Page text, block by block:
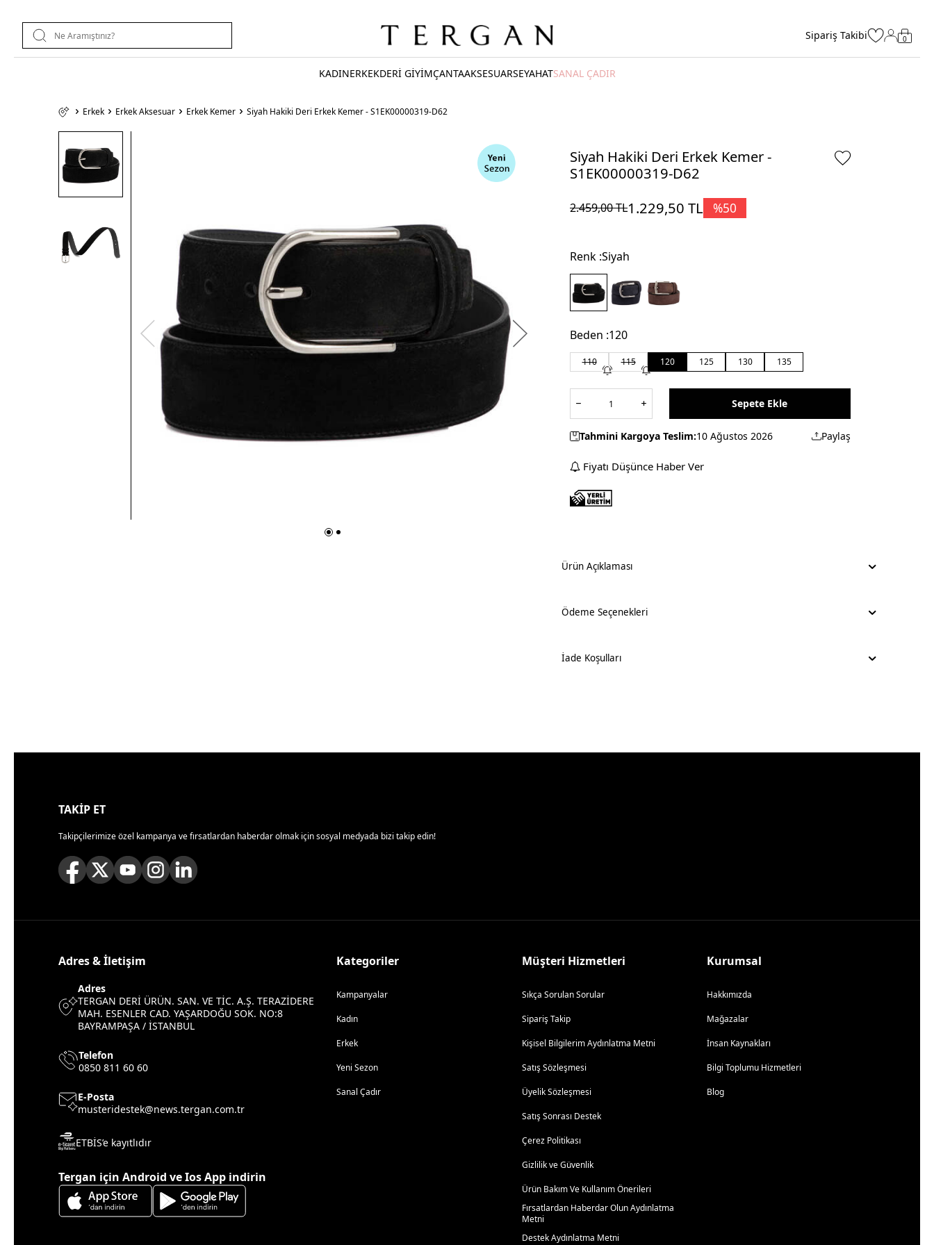
Sipariş Takibi 0
KADINERKEKDERİ GİYİMÇANTAAKSESUARSEYAHATSANAL ÇADIR
Erkek Erkek Aksesuar Erkek Kemer Siyah Hakiki Deri Erkek Kemer - S1EK00000319-D62
Siyah Hakiki Deri Erkek Kemer -
S1EK00000319-D62
2.459,00TL1.229,50 TL %50
Renk :Siyah
Beden :120
110 115 120 125 130 135
Sepete Ekle
Tahmini Kargoya Teslim:10 Ağustos 2026 Paylaş
Fiyatı Düşünce Haber Ver
Ürün Açıklaması
Ödeme Seçenekleri
İade Koşulları
TAKİP ET
Takipçilerimize özel kampanya ve fırsatlardan haberdar olmak için sosyal medyada bizi takip edin!
Adres & İletişim
Adres
TERGAN DERİ ÜRÜN. SAN. VE TİC. A.Ş. TERAZİDERE
MAH. ESENLER CAD. YAŞARDOĞU SOK. NO:8
BAYRAMPAŞA / İSTANBUL
Telefon
0850 811 60 60
E-Posta
musteridestek@news.tergan.com.tr
ETBİS’e kayıtlıdır
Tergan için Android ve Ios App indirin
Kategoriler
Kampanyalar
Kadın
Erkek
Yeni Sezon
Sanal Çadır
Müşteri Hizmetleri
Sıkça Sorulan Sorular
Sipariş Takip
Kişisel Bilgilerim Aydınlatma Metni
Satış Sözleşmesi
Üyelik Sözleşmesi
Satış Sonrası Destek
Çerez Politikası
Gizlilik ve Güvenlik
Ürün Bakım Ve Kullanım Önerileri
Fırsatlardan Haberdar Olun Aydınlatma
Metni
Destek Aydınlatma Metni
Kurumsal
Hakkımızda
Mağazalar
İnsan Kaynakları
Bilgi Toplumu Hizmetleri
Blog